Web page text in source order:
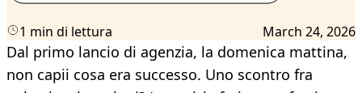
1 min di lettura March 24, 2026
Dal primo lancio di agenzia, la domenica mattina,
non capii cosa era successo. Uno scontro fra